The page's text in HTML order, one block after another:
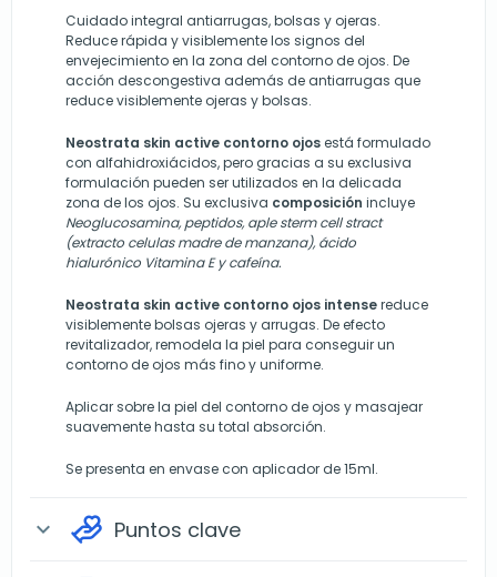
Cuidado integral antiarrugas, bolsas y ojeras.
Reduce rápida y visiblemente los signos del
envejecimiento en la zona del contorno de ojos. De
acción descongestiva además de antiarrugas que
reduce visiblemente ojeras y bolsas.
Neostrata skin active contorno ojosestá formulado
con alfahidroxiácidos, pero gracias a su exclusiva
formulación pueden ser utilizados en la delicada
zona de los ojos. Su exclusiva composición incluye
Neoglucosamina, peptidos, aple sterm cell stract
(extracto celulas madre de manzana), ácido
hialurónico Vitamina E y cafeína.
Neostrata skin active contorno ojos intensereduce
visiblemente bolsas ojeras y arrugas. De efecto
revitalizador, remodela la piel para conseguir un
contorno de ojos más fino y uniforme.
Aplicar sobre la piel del contorno de ojos y masajear
suavemente hasta su total absorción.
Se presenta en envase con aplicador de 15ml.
expand_more Puntos clave